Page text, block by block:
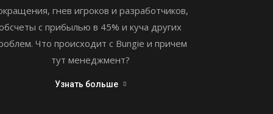
гнев игроков и разработчиков,
с прибылью в 45% и куча других
Что происходит с Bungie и причем
тут менеджмент?
Узнать больше